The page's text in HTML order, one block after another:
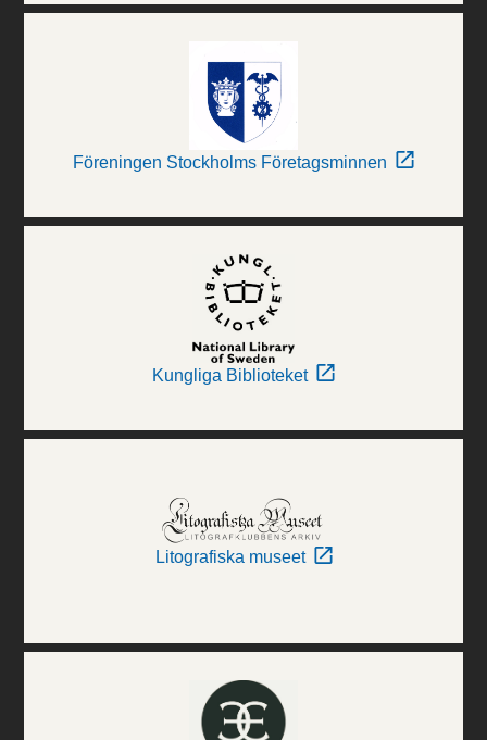
Föreningen Stockholms Företagsminnen
Kungliga Biblioteket
Litografiska museet